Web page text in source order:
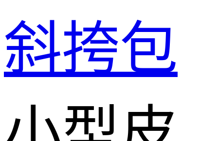
斜挎包